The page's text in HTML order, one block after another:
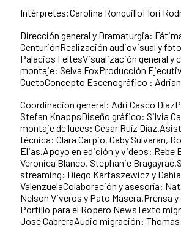
Intérpretes:Carolina RonquilloFlori
Dirección general y Dramaturgia:
CenturiónRealización audiovisual y
Palacios FeltesVisualización general y
montaje: Selva FoxProducción
CuetoConcepto Escenográfico :
Coordinación general: Adri Casco
Stefan KnappsDiseño gráfico: Silvia
montaje de luces: César Ruíz
técnica: Clara Carpio, Gaby Sulvaran,
Elias.Apoyo en edición y videos: Rebe
Veronica Blanco, Stephanie
streaming: Diego Kartaszewicz y Dahia
ValenzuelaColaboración y asesoría:
Nelson Viveros y Pato Masera.Prensa
Portillo para el Ropero NewsTexto
José CabreraAudio migración: Thomas